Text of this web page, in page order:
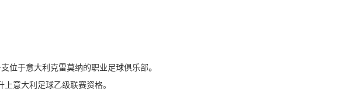
位于意大利克雷莫纳的职业足球俱乐部。
意大利足球乙级联赛资格。